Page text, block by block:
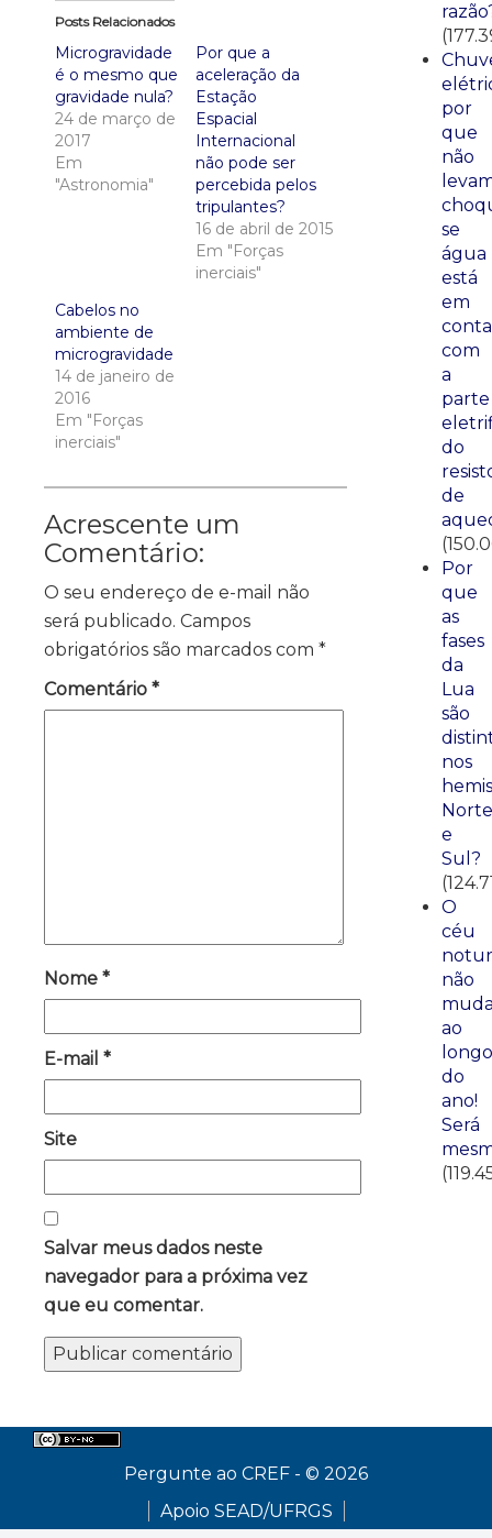
Posts Relacionados
Microgravidade
é o mesmo que
gravidade nula?
24 de março de
2017
Em
"Astronomia"
Por que a
aceleração da
Estação
Espacial
Internacional
não pode ser
percebida pelos
tripulantes?
16 de abril de 2015
Em "Forças
inerciais"
Cabelos no
ambiente de
microgravidade
14 de janeiro de
2016
Em "Forças
inerciais"
Acrescente um
Comentário:
O seu endereço de e-mail não
será publicado. Campos
obrigatórios são marcados com *
Comentário *
Nome *
E-mail *
Site
Salvar meus dados neste
navegador para a próxima vez
que eu comentar.
por
que
não
se
água
está
em
com
a
parte
do
de
Por
que
as
fases
da
Lua
são
nos
Norte
e
Sul?
O
céu
não
ao
longo
do
ano!
Será
Pergunte ao CREF - © 2026
Apoio SEAD/UFRGS